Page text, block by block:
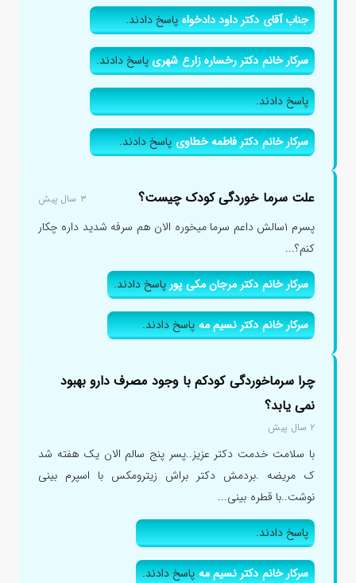
جناب آقای دکتر داود دادخواهپاسخ دادند.
سرکار خانم دکتر رخساره زارع شهریپاسخ دادند.
پاسخ دادند.
سرکار خانم دکتر فاطمه خطاویپاسخ دادند.
علت سرما خوردگی کودک چیست؟ ۳ سال پیش
پسرم ۱سالش داعم سرما میخوره الان هم سرفه شدید داره چکار
کنم؟...
سرکار خانم دکتر مرجان مکی پورپاسخ دادند.
سرکار خانم دکتر نسیم مهپاسخ دادند.
چرا سرماخوردگی کودکم با وجود مصرف دارو بهبود
نمی یابد؟
۲ سال پیش
با سلامت خدمت دکتر عزیز..پسر پنج سالم الان یک هفته شد
ک مریضه .بردمش دکتر براش زیترومکس با اسپرم بینی
نوشت..با قطره بینی...
پاسخ دادند.
سرکار خانم دکتر نسیم مهپاسخ دادند.